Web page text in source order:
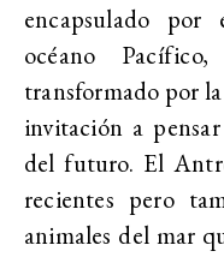
encapsulado
océano
transformado por
invitación a
del futuro. El
recientes pero
animales del mar